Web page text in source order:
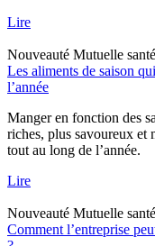
Lire
Nouveauté Mutuelle santé
Les aliments de saison
l’année
Manger en fonction des
riches, plus savoureux et
tout au long de l’année.
Lire
Nouveauté Mutuelle santé
Comment l’entreprise